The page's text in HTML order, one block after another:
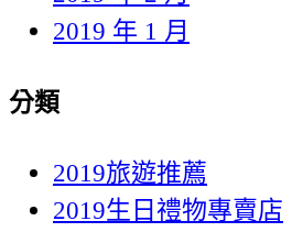
2019 年 1 月
分類
2019旅遊推薦
2019生日禮物專賣店